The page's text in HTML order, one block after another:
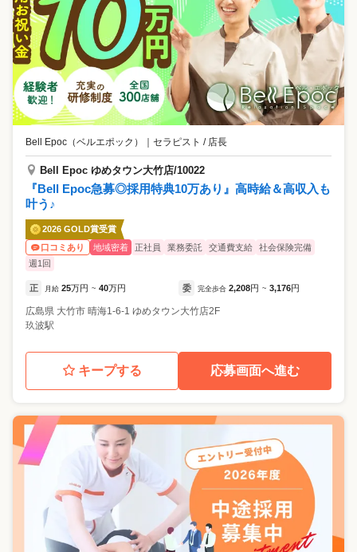
Bell Epoc（ベルエポック） セラピスト / 店長
Bell Epoc ゆめタウン大竹店/10022
『Bell Epoc急募◎採用特典10万あり』高時給＆高収入も
叶う♪
2026 GOLD賞受賞
口コミあり
地域密着 正社員 業務委託 交通費支給
社会保険完備
週1回
正 月給 25万円 ~ 40万円 委 完全歩合 2,208円 ~ 3,176円
広島県 大竹市 晴海1-6-1 ゆめタウン大竹店2F
玖波駅
キープする 応募画面へ進む